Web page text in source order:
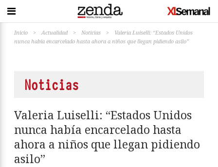
Inicio > Actualidad > Noticias >
Valeria Luiselli: “Estados Unidos
nunca había encarcelado hasta ahora a niños que llegan pidiendo asilo”
Noticias
Valeria Luiselli: “Estados Unidos
nunca había encarcelado hasta
ahora a niños que llegan pidiendo
asilo”